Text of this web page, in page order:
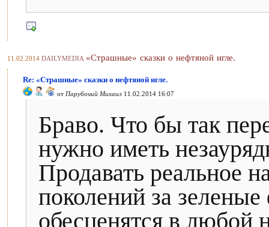
11.02.2014 DAILYMEDIA «Страшные» сказки о нефтяной игле.
Re: «Страшные» сказки о нефтяной игле.
от Парубочий Михаил 11.02.2014 16:07
Браво. Что бы так
нужно иметь
Продавать реальное
поколений за
обесценятся в любой